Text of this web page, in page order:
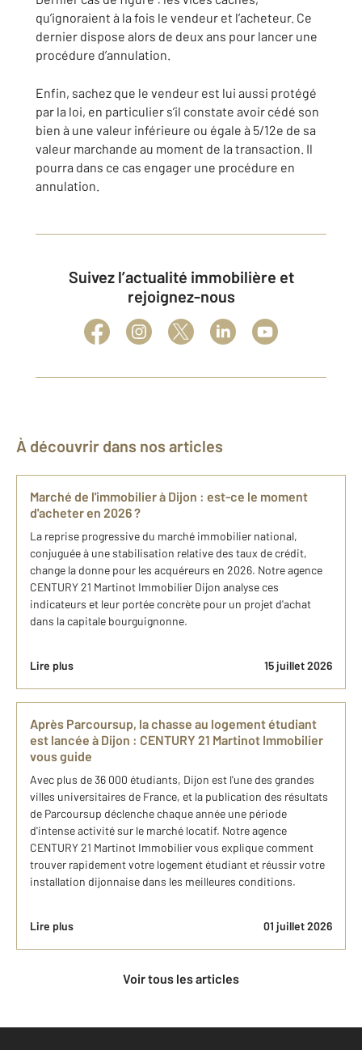
qu’ignoraient à la fois le vendeur et l’acheteur. Ce
dernier dispose alors de deux ans pour lancer une
procédure d’annulation.
Enfin, sachez que le vendeur est lui aussi protégé
par la loi, en particulier s’il constate avoir cédé son
bien à une valeur inférieure ou égale à 5/12e de sa
valeur marchande au moment de la transaction. Il
pourra dans ce cas engager une procédure en
annulation.
Suivez l’actualité immobilière et
rejoignez-nous
À découvrir dans nos articles
Marché de l'immobilier à Dijon : est-ce le moment
d'acheter en 2026 ?
La reprise progressive du marché immobilier national,
conjuguée à une stabilisation relative des taux de crédit,
change la donne pour les acquéreurs en 2026. Notre agence
CENTURY 21 Martinot Immobilier Dijon analyse ces
indicateurs et leur portée concrète pour un projet d'achat
dans la capitale bourguignonne.
Lire plus 15 juillet 2026
Après Parcoursup, la chasse au logement étudiant
est lancée à Dijon : CENTURY 21 Martinot Immobilier
vous guide
Avec plus de 36 000 étudiants, Dijon est l'une des grandes
villes universitaires de France, et la publication des résultats
de Parcoursup déclenche chaque année une période
d'intense activité sur le marché locatif. Notre agence
CENTURY 21 Martinot Immobilier vous explique comment
trouver rapidement votre logement étudiant et réussir votre
installation dijonnaise dans les meilleures conditions.
Lire plus 01 juillet 2026
Voir tous les articles